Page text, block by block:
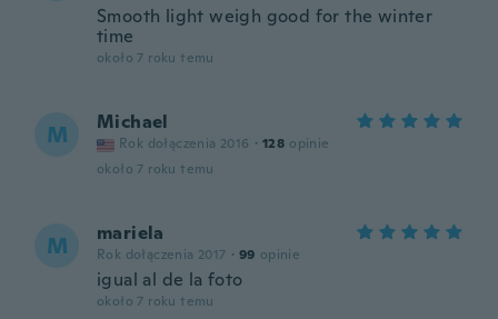
Smooth light weigh good for the winter
time
około 7 roku temu
M Michael
Rok dołączenia 2016 · 128 opinie
około 7 roku temu
M mariela
Rok dołączenia 2017 · 99 opinie
igual al de la foto
około 7 roku temu